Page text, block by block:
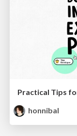
honnibal